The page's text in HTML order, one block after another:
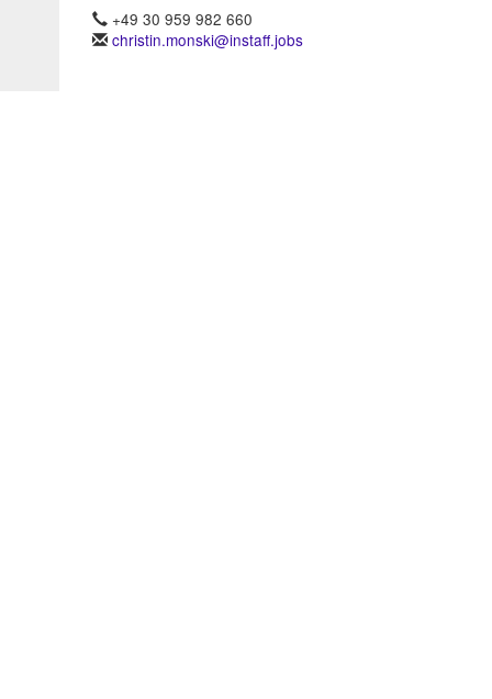
+49 30 959 982 660
christin.monski@instaff.jobs